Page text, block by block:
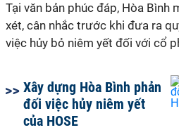
Tại văn bản phúc đáp, Hòa Bình
xét, cân nhắc trước khi đưa ra
việc hủy bỏ niêm yết đối với cổ
Xây dựng Hòa Bình phản
đối việc hủy niêm yết
của HOSE